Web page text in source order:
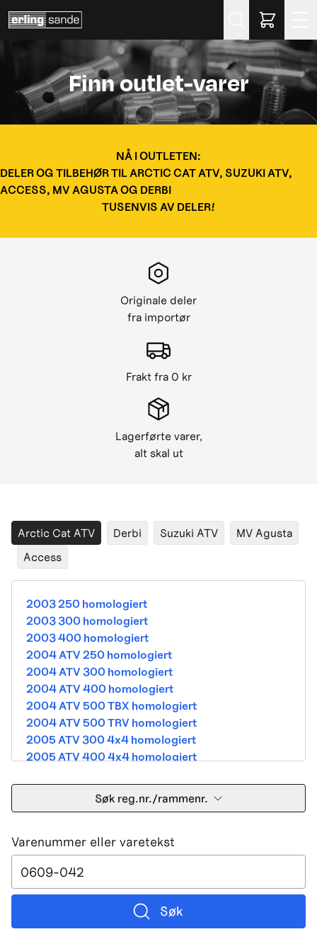
Finn outlet-varer
NÅ I OUTLETEN:
DELER OG TILBEHØR TIL ARCTIC CAT ATV, SUZUKI ATV,
ACCESS, MV AGUSTA OG DERBI
TUSENVIS AV DELER!
Originale deler
fra importør
Frakt fra 0 kr
Lagerførte varer,
alt skal ut
Arctic Cat ATV Derbi Suzuki ATV
MV Agusta
Access
2003 250 homologiert
2003 300 homologiert
2003 400 homologiert
2004 ATV 250 homologiert
2004 ATV 300 homologiert
2004 ATV 400 homologiert
2004 ATV 500 TBX homologiert
2004 ATV 500 TRV homologiert
2005 ATV 300 4x4 homologiert
2005 ATV 400 4x4 homologiert
2005 ATV 500 TRV homologiert
2005 ATV 500i 4x4A homologiert
2005 DVX 400 street homologiert
2006 250 Utility Street Legal
2006 400 Street Legal
2006 400 3in1 Street Legal
2006 400 dvx street-2x4 homologated b390b
2006 500 4x4A Street Legal
Søk reg.nr./rammenr.
Varenummer eller varetekst
Søk